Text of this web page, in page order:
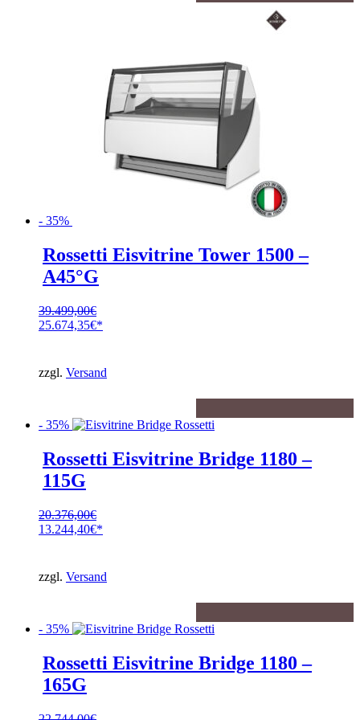
- 35%
Rossetti Eisvitrine Tower 1500 –
A45°G
39.499,00€
Ursprünglicher
39.499,00€
25.674,35€
ist:
25.674,35€.
zzgl. Versand
- 35%
Rossetti Eisvitrine Bridge 1180 –
115G
20.376,00€
Ursprünglicher
20.376,00€
13.244,40€
ist:
13.244,40€.
zzgl. Versand
- 35%
Rossetti Eisvitrine Bridge 1180 –
165G